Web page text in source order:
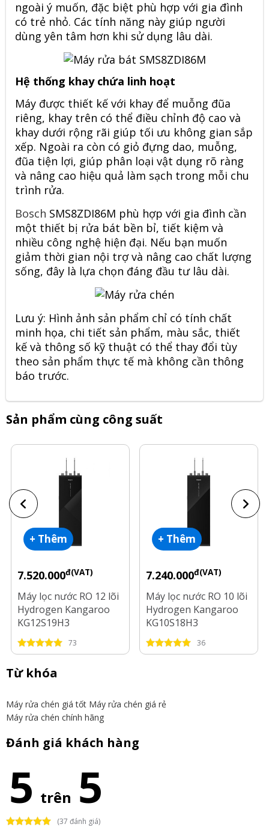
ngoài ý muốn, đặc biệt phù hợp với gia đình
có trẻ nhỏ. Các tính năng này giúp người
dùng yên tâm hơn khi sử dụng lâu dài.
Hệ thống khay chứa linh hoạt
Máy được thiết kế với khay để muỗng đũa
riêng, khay trên có thể điều chỉnh độ cao và
khay dưới rộng rãi giúp tối ưu không gian sắp
xếp. Ngoài ra còn có giỏ đựng dao, muỗng,
đũa tiện lợi, giúp phân loại vật dụng rõ ràng
và nâng cao hiệu quả làm sạch trong mỗi chu
trình rửa.
Bosch SMS8ZDI86M phù hợp với gia đình cần
một thiết bị rửa bát bền bỉ, tiết kiệm và
nhiều công nghệ hiện đại. Nếu bạn muốn
giảm thời gian nội trợ và nâng cao chất lượng
sống, đây là lựa chọn đáng đầu tư lâu dài.
Lưu ý: Hình ảnh sản phẩm chỉ có tính chất
minh họa, chi tiết sản phẩm, màu sắc, thiết
kế và thông số kỹ thuật có thể thay đổi tùy
theo sản phẩm thực tế mà không cần thông
báo trước.
Sản phẩm cùng công suất
+ Thêm
7.520.000đ(VAT)
Máy lọc nước RO 12 lõi
Hydrogen Kangaroo
KG12S19H3
73
+ Thêm
7.240.000đ(VAT)
Máy lọc nước RO 10 lõi
Hydrogen Kangaroo
KG10S18H3
36
Từ khóa
Máy rửa chén giá tốt Máy rửa chén giá rẻ
Máy rửa chén chính hãng
Đánh giá khách hàng
5 trên 5
(37 đánh giá)